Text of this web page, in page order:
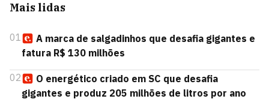
Mais lidas
01
A marca de salgadinhos que desafia gigantes e
fatura R$ 130 milhões
02
O energético criado em SC que desafia
gigantes e produz 205 milhões de litros por ano